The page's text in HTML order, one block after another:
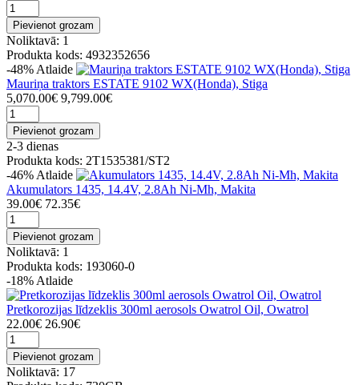
Pievienot grozam
Noliktavā: 1
Produkta kods: 4932352656
-48% Atlaide
Mauriņa traktors ESTATE 9102 WX(Honda), Stiga
5,070.00€ 9,799.00€
Pievienot grozam
2-3 dienas
Produkta kods: 2T1535381/ST2
-46% Atlaide
Akumulators 1435, 14.4V, 2.8Ah Ni-Mh, Makita
39.00€ 72.35€
Pievienot grozam
Noliktavā: 1
Produkta kods: 193060-0
-18% Atlaide
Pretkorozijas līdzeklis 300ml aerosols Owatrol Oil, Owatrol
22.00€ 26.90€
Pievienot grozam
Noliktavā: 17